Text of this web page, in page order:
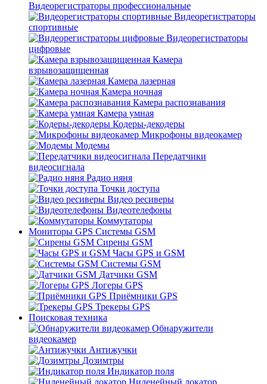
Видеорегистраторы профессиональные
Видеорегистраторы
спортивные
Видеорегистраторы
цифровые
Камера
взрывозащищенная
Камера лазерная
Камера ночная
Камера распознавания
Камера умная
Кодеры-декодеры
Микрофоны видеокамер
Модемы
Передатчики
видеосигнала
Радио няня
Точки доступа
Видео ресиверы
Видеотелефоны
Коммутаторы
Мониторы GPS Системы GSM
Сирены GSM
Часы GPS и GSM
Системы GSM
Датчики GSM
Логеры GPS
Приёмники GPS
Трекеры GPS
Поисковая техника
Обнаружители
видеокамер
Антижучки
Дозимтры
Индикатор поля
Ниленейный локатор